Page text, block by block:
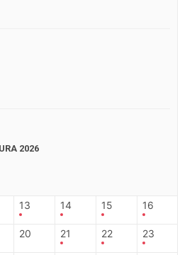
2026
13 14 15 16
20 21 22 23